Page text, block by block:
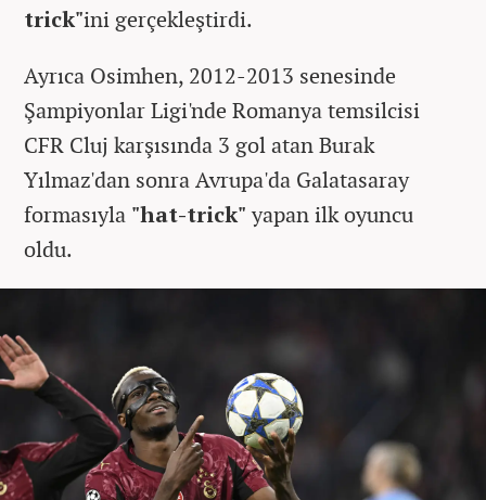
trick"ini gerçekleştirdi.
Ayrıca Osimhen, 2012-2013 senesinde
Şampiyonlar Ligi'nde Romanya temsilcisi
CFR Cluj karşısında 3 gol atan Burak
Yılmaz'dan sonra Avrupa'da Galatasaray
formasıyla "hat-trick"yapan ilk oyuncu
oldu.